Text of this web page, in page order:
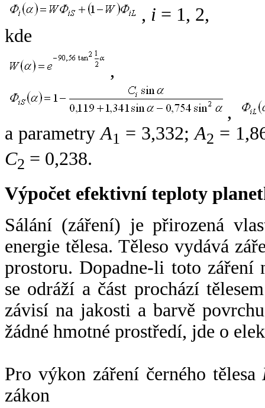
, i = 1, 2,
kde
,
,
a parametryA1 = 3,332;A2 =
C2 = 0,238.
Výpočet efektivní teploty
Sálání (záření) je přirozená
energie tělesa. Těleso vydává
prostoru. Dopadne-li toto záření
se odráží a část prochází
závisí na jakosti a barvě
žádné hmotné prostředí, jde o
Pro výkon záření černého tělesa
zákon